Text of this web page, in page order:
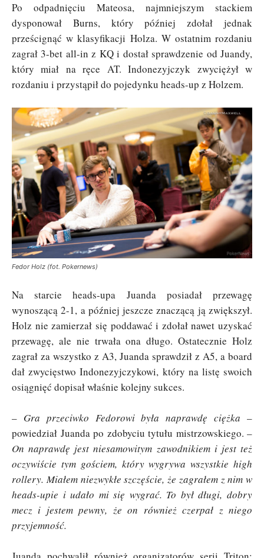
Po odpadnięciu Mateosa, najmniejszym stackiem
dysponował Burns, który później zdołał jednak
prześcignąć w klasyfikacji Holza. W ostatnim rozdaniu
zagrał 3-bet all-in z KQ i dostał sprawdzenie od Juandy,
który miał na ręce AT. Indonezyjczyk zwyciężył w
rozdaniu i przystąpił do pojedynku heads-up z Holzem.
Fedor Holz (fot. Pokernews)
Na starcie heads-upa Juanda posiadał przewagę
wynoszącą 2-1, a później jeszcze znaczącą ją zwiększył.
Holz nie zamierzał się poddawać i zdołał nawet uzyskać
przewagę, ale nie trwała ona długo. Ostatecznie Holz
zagrał za wszystko z A3, Juanda sprawdził z A5, a board
dał zwycięstwo Indonezyjczykowi, który na listę swoich
osiągnięć dopisał właśnie kolejny sukces.
– Gra przeciwko Fedorowi była naprawdę ciężka –
powiedział Juanda po zdobyciu tytułu mistrzowskiego. –
On naprawdę jest niesamowitym zawodnikiem i jest też
oczywiście tym gościem, który wygrywa wszystkie high
rollery. Miałem niezwykłe szczęście, że zagrałem z nim w
heads-upie i udało mi się wygrać. To był długi, dobry
mecz i jestem pewny, że on również czerpał z niego
przyjemność.